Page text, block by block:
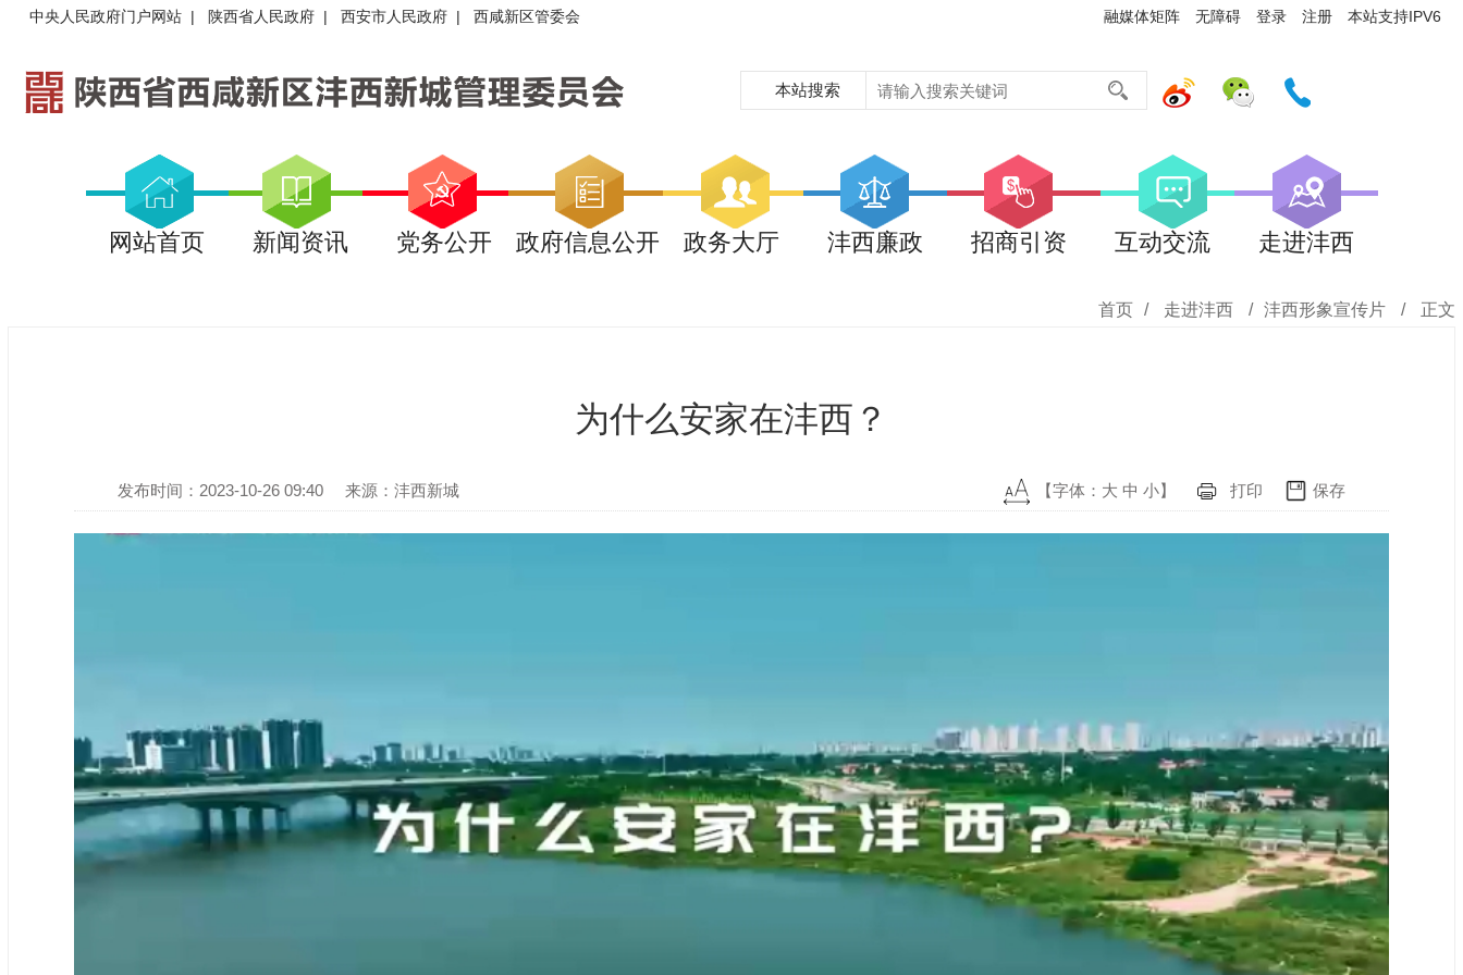
融媒体矩阵 无障碍 登录 注册 本站支持IPV6
中央人民政府门户网站 | 陕西省人民政府 | 西安市人民政府 | 西咸新区管委会
本站搜索
网站首页 新闻资讯 党务公开 政府信息公开 政务大厅 沣西廉政 招商引资 互动交流 走进沣西
首页 / 走进沣西 / 沣西形象宣传片 / 正文
为什么安家在沣西？
发布时间：2023-10-26 09:40 来源：沣西新城 【字体： 大 中 小】 打印 保存